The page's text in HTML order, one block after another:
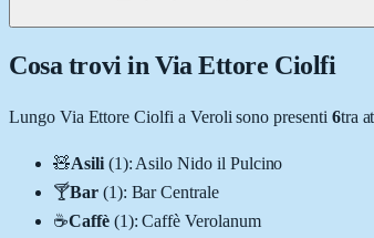
Cosa trovi in Via Ettore Ciolfi
Lungo Via Ettore Ciolfi a Veroli sono presenti 6tra
🧸Asili (1): Asilo Nido il Pulcino
🍸Bar (1): Bar Centrale
☕Caffè (1):Caffè Verolanum